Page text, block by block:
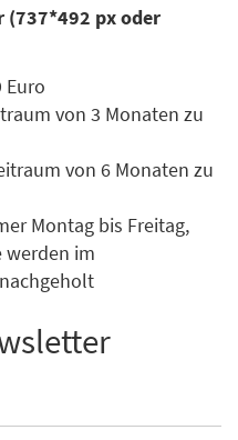
(737*492 px oder
Euro
von 3 Monaten zu
von 6 Monaten zu
Montag bis Freitag,
werden im